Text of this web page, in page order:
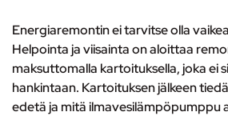
Energiaremontin ei tarvitse olla
Helpointa ja viisainta onaloittaa
maksuttomalla kartoituksella, joka ei
hankintaan. Kartoituksen jälkeen
edetä ja mitä ilmavesilämpöpumppu